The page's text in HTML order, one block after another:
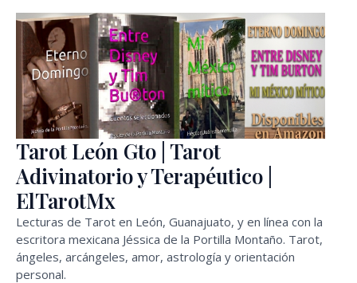
contenido
Tarot León Gto | Tarot
Adivinatorio y Terapéutico |
ElTarotMx
Lecturas de Tarot en León, Guanajuato, y en línea con la
escritora mexicana Jéssica de la Portilla Montaño. Tarot,
ángeles, arcángeles, amor, astrología y orientación
personal.